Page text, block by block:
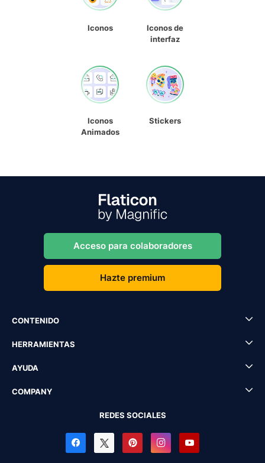
Iconos
Iconos de
interfaz
Iconos
Animados
Stickers
Acceso para colaboradores
Hazte premium
CONTENIDO
HERRAMIENTAS
AYUDA
COMPANY
REDES SOCIALES